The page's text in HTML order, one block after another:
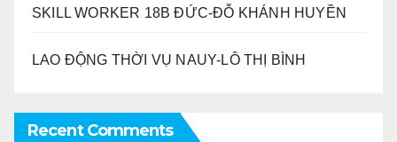
SKILL WORKER 18B ĐỨC-ĐỖ KHÁNH HUYỀN
LAO ĐỘNG THỜI VỤ NAUY-LÔ THỊ BÌNH
Recent Comments